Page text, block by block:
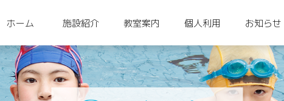
ホーム 施設紹介 教室案内 個人利用 お知らせ